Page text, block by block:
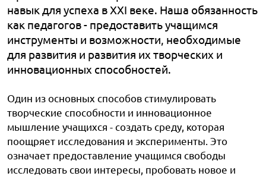
навык для успеха в XXI веке. Наша обязанность
как педагогов - предоставить учащимся
инструменты и возможности, необходимые
для развития и развития их творческих и
инновационных способностей.
Один из основных способов стимулировать
творческие способности и инновационное
мышление учащихся - создать среду, которая
поощряет исследования и эксперименты. Это
означает предоставление учащимся свободы
исследовать свои интересы, пробовать новое и